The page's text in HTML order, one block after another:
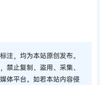
注，均为本站原创发布。
禁止复制、盗用、采集、
体平台。如若本站内容侵